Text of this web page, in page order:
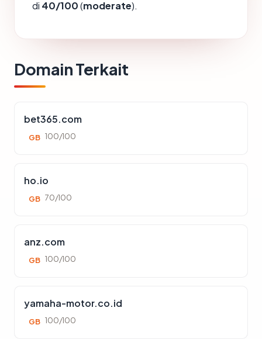
di 40/100(moderate).
Domain Terkait
bet365.com
GB 100/100
ho.io
GB 70/100
anz.com
GB 100/100
yamaha-motor.co.id
GB 100/100